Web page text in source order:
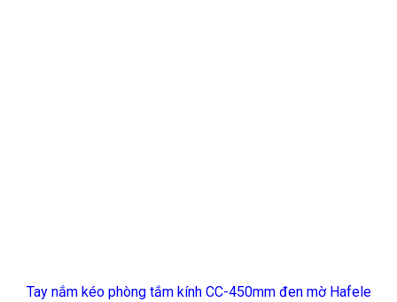
Tay nắm kéo phòng tắm kính CC-450mm đen mờ Hafele